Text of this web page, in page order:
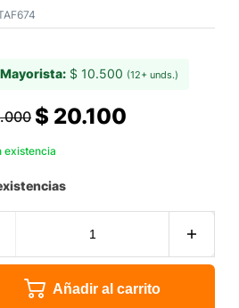
Mayorista: $ 10.500 (12+ unds.)
$ 20.100
existencia
Añadir al carrito